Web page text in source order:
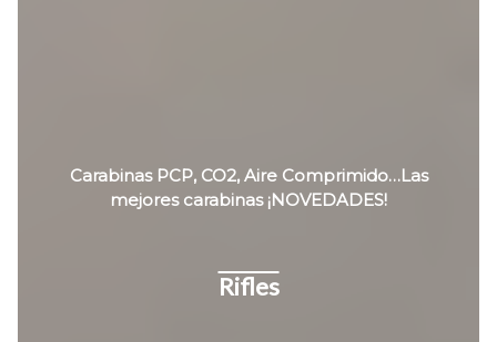
Carabinas PCP, CO2, Aire Comprimido…Las
mejores carabinas ¡NOVEDADES!
Rifles